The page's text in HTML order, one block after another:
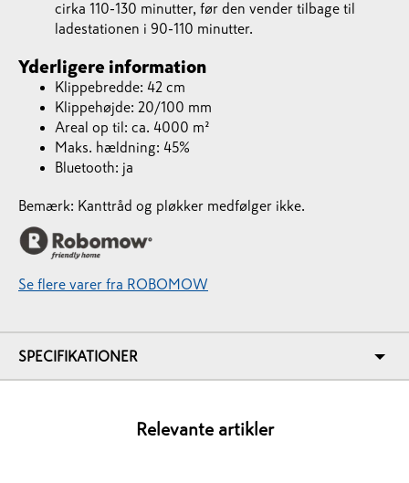
cirka 110-130 minutter, før den vender tilbage til
ladestationen i 90-110 minutter.
Yderligere information
Klippebredde: 42 cm
Klippehøjde: 20/100 mm
Areal op til: ca. 4000 m²
Maks. hældning: 45%
Bluetooth: ja
Bemærk: Kanttråd og pløkker medfølger ikke.
Se flere varer fra ROBOMOW
SPECIFIKATIONER
Relevante artikler